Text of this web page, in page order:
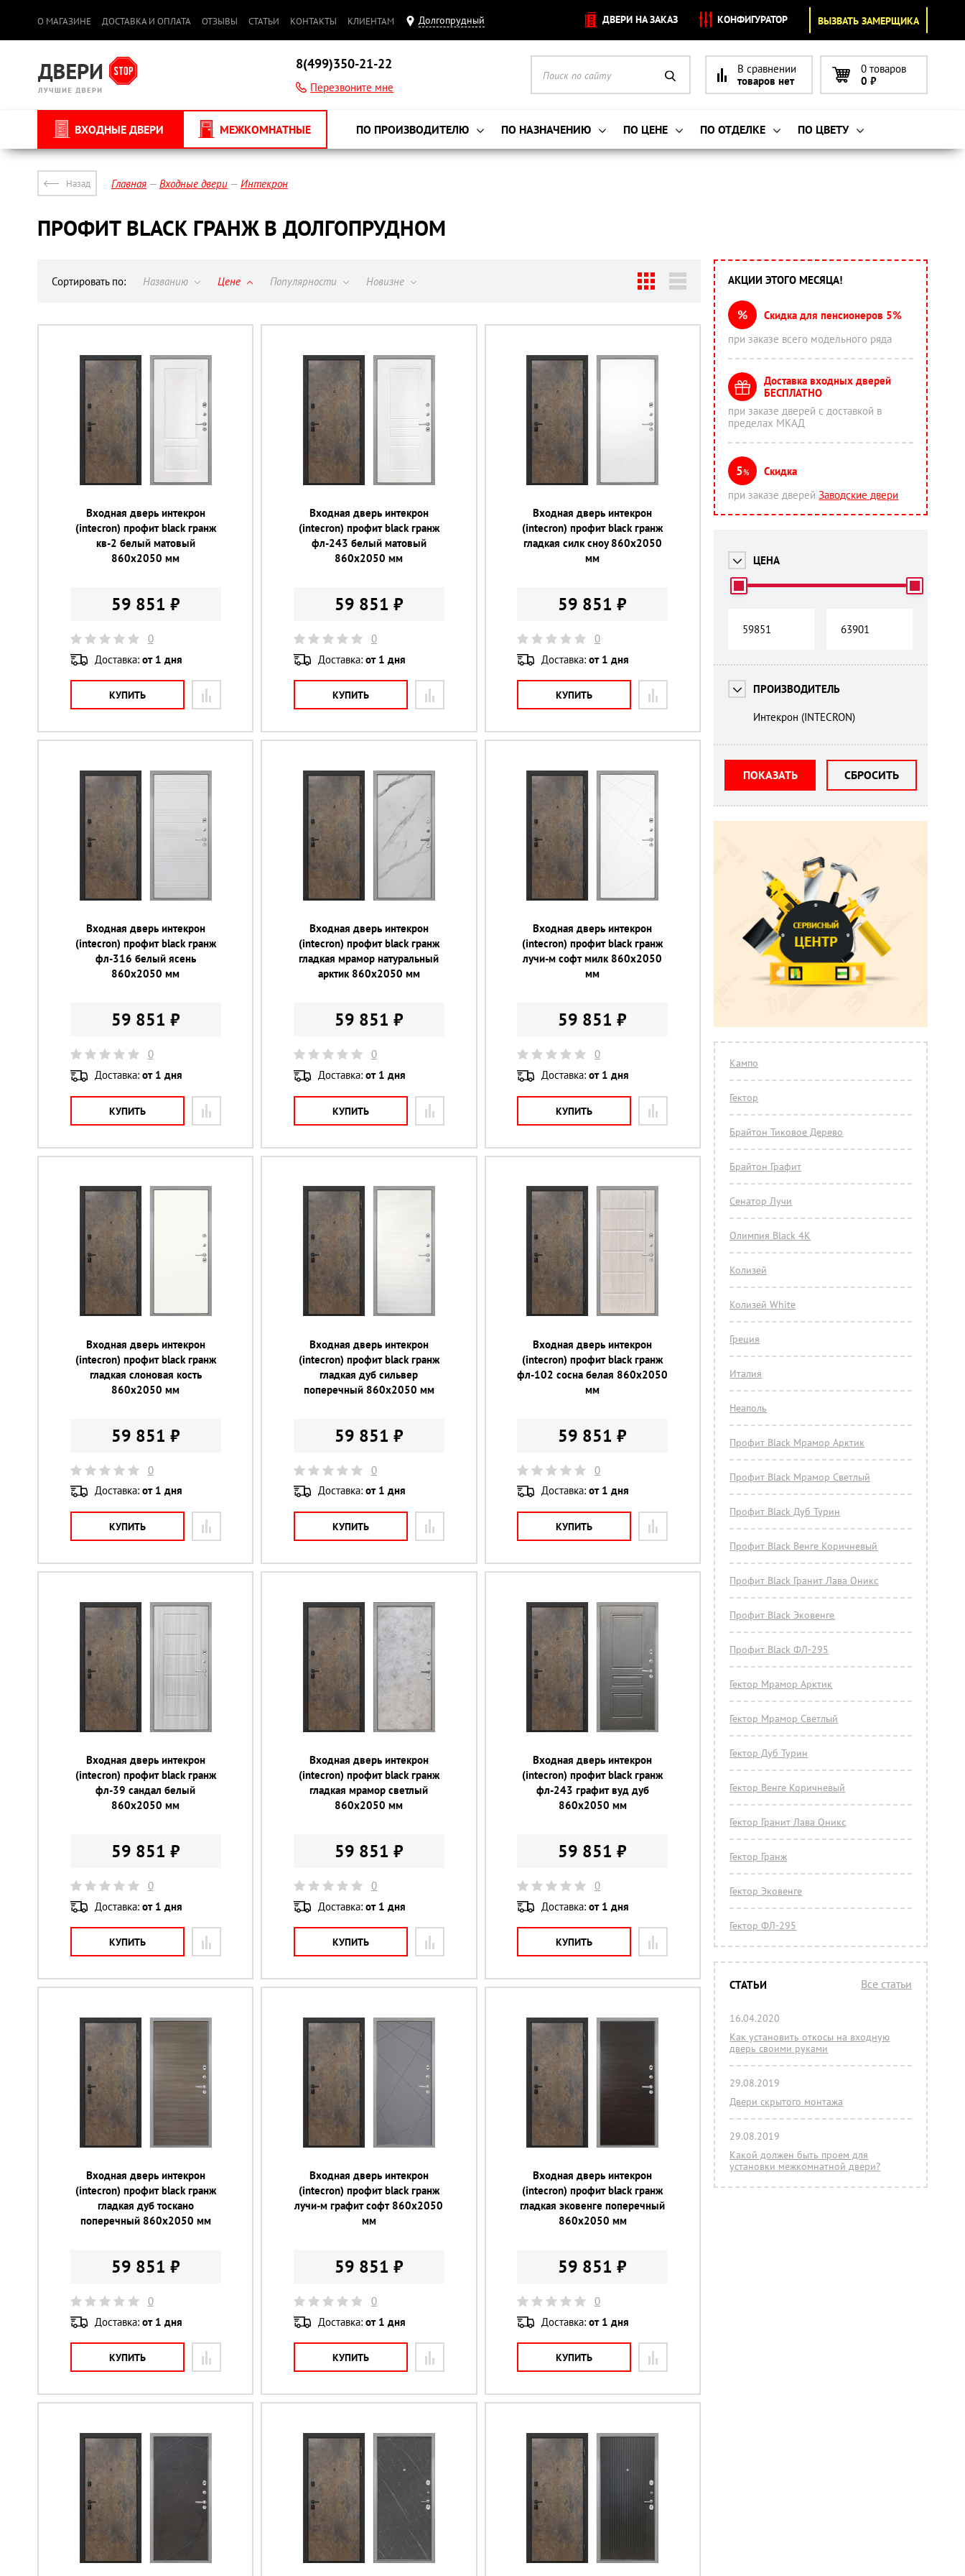
О МАГАЗИНЕ ДОСТАВКА И ОПЛАТА ОТЗЫВЫ СТАТЬИ КОНТАКТЫ КЛИЕНТАМ Долгопрудный ДВЕРИ НА ЗАКАЗ КОНФИГУРАТОР ВЫЗВАТЬ ЗАМЕРЩИКА
8(499)350-21-22
Перезвоните мне
В сравнении
товаров нет
0 товаров
0 ₽
ВХОДНЫЕ ДВЕРИ ПО ПРОИЗВОДИТЕЛЮ ПО НАЗНАЧЕНИЮ ПО ЦЕНЕ ПО ОТДЕЛКЕ ПО ЦВЕТУ
МЕЖКОМНАТНЫЕ
Назад Главная Входные двери Интекрон
ПРОФИТ BLACK ГРАНЖ В ДОЛГОПРУДНОМ
Сортировать по: Названию Цене Популярности Новизне
Входная дверь интекрон
(intecron) профит black гранж
кв-2 белый матовый
860х2050 мм
59 851 ₽
0
Доставка: от 1 дня
КУПИТЬ
Входная дверь интекрон
(intecron) профит black гранж
фл-243 белый матовый
860х2050 мм
59 851 ₽
0
Доставка: от 1 дня
КУПИТЬ
Входная дверь интекрон
(intecron) профит black гранж
гладкая силк сноу 860х2050
мм
59 851 ₽
0
Доставка:от 1 дня
КУПИТЬ
Входная дверь интекрон
(intecron) профит black гранж
фл-316 белый ясень
860х2050 мм
59 851 ₽
0
Доставка: от 1 дня
КУПИТЬ
Входная дверь интекрон
(intecron) профит black гранж
гладкая мрамор натуральный
арктик 860х2050 мм
59 851 ₽
0
Доставка: от 1 дня
КУПИТЬ
Входная дверь интекрон
(intecron) профит black гранж
лучи-м софт милк 860х2050
мм
59 851 ₽
0
Доставка:от 1 дня
КУПИТЬ
Входная дверь интекрон
(intecron) профит black гранж
гладкая слоновая кость
860х2050 мм
59 851 ₽
0
Доставка: от 1 дня
КУПИТЬ
Входная дверь интекрон
(intecron) профит black гранж
гладкая дуб сильвер
поперечный 860х2050 мм
59 851 ₽
0
Доставка: от 1 дня
КУПИТЬ
Входная дверь интекрон
(intecron) профит black гранж
фл-102 сосна белая 860х2050
мм
59 851 ₽
0
Доставка:от 1 дня
КУПИТЬ
Входная дверь интекрон
(intecron) профит black гранж
фл-39 сандал белый
860х2050 мм
59 851 ₽
0
Доставка: от 1 дня
КУПИТЬ
Входная дверь интекрон
(intecron) профит black гранж
гладкая мрамор светлый
860х2050 мм
59 851 ₽
0
Доставка: от 1 дня
КУПИТЬ
Входная дверь интекрон
(intecron) профит black гранж
фл-243 графит вуд дуб
860х2050 мм
59 851 ₽
0
Доставка:от 1 дня
КУПИТЬ
Входная дверь интекрон
(intecron) профит black гранж
гладкая дуб тоскано
поперечный 860х2050 мм
59 851 ₽
0
Доставка: от 1 дня
КУПИТЬ
Входная дверь интекрон
(intecron) профит black гранж
лучи-м графит софт 860х2050
мм
59 851 ₽
0
Доставка: от 1 дня
КУПИТЬ
Входная дверь интекрон
(intecron) профит black гранж
гладкая эковенге поперечный
860х2050 мм
59 851 ₽
0
Доставка:от 1 дня
КУПИТЬ
АКЦИИ ЭТОГО МЕСЯЦА!
%
Скидка для пенсионеров 5%
при заказе всего модельного ряда
Доставка входных дверей
БЕСПЛАТНО
при заказе дверей с доставкой в
пределах МКАД
5%
Скидка
при заказе дверейЗаводские двери
ЦЕНА
ПРОИЗВОДИТЕЛЬ
Интекрон (INTECRON)
ПОКАЗАТЬ СБРОСИТЬ
Кампо
Гектор
Брайтон Тиковое Дерево
Брайтон Графит
Сенатор Лучи
Олимпия Black 4К
Колизей
Колизей White
Греция
Италия
Неаполь
Профит Black Мрамор Арктик
Профит Black Мрамор Светлый
Профит Black Дуб Турин
Профит Black Венге Коричневый
Профит Black Гранит Лава Оникс
Профит Black Эковенге
Профит Black ФЛ-295
Гектор Мрамор Арктик
Гектор Мрамор Светлый
Гектор Дуб Турин
Гектор Венге Коричневый
Гектор Гранит Лава Оникс
Гектор Гранж
Гектор Эковенге
Гектор ФЛ-295
СТАТЬИ Все статьи
16.04.2020
Как установить откосы на входную
дверь своими руками
29.08.2019
Двери скрытого монтажа
29.08.2019
Какой должен быть проем для
установки межкомнатной двери?